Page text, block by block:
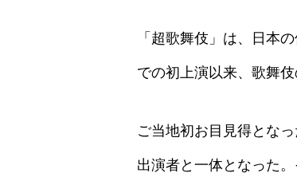
「超歌舞伎」は、日本
での初上演以来、歌舞
ご当地初お目見得とな
出演者と一体となった